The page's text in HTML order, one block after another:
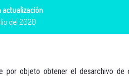
actualización
del 2020
por objeto obtener el desarchivo de